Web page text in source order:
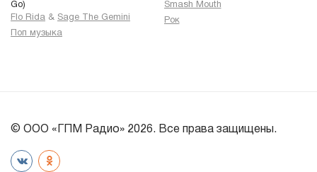
Go)
Flo Rida & Sage The Gemini
Поп музыка
Smash Mouth
Рок
© ООО «ГПМ Радио» 2026. Все права защищены.